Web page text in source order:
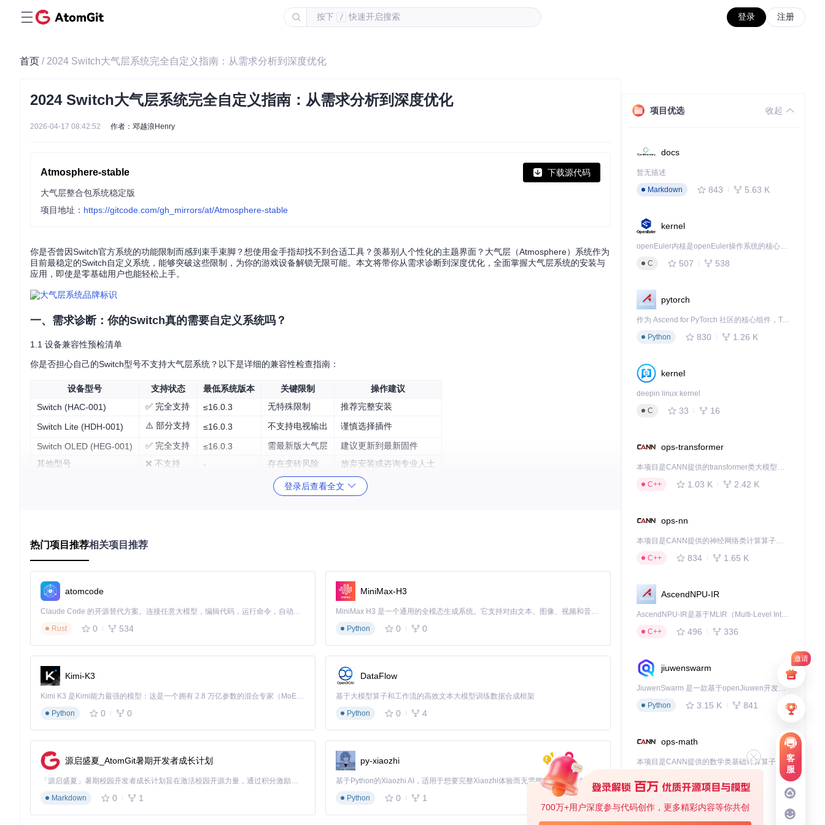
按下 / 快速开启搜索 登录 注册
邀请
客
服
700万+用户深度参与代码创作，更多精彩内容等你共创
首页 / 2024 Switch大气层系统完全自定义指南：从需求分析到深度优化
2024 Switch大气层系统完全自定义指南：从需求分析到深度优化
2026-04-17 08:42:52 作者：邓越浪Henry
Atmosphere-stable 下载源代码
大气层整合包系统稳定版
项目地址： https://gitcode.com/gh_mirrors/at/Atmosphere-stable
你是否曾因Switch官方系统的功能限制而感到束手束脚？想使用金手指却找不到合适工具？羡慕别人个性化的主题界面？大气层（Atmosphere）系统作为
目前最稳定的Switch自定义系统，能够突破这些限制，为你的游戏设备解锁无限可能。本文将带你从需求诊断到深度优化，全面掌握大气层系统的安装与
应用，即使是零基础用户也能轻松上手。
一、需求诊断：你的Switch真的需要自定义系统吗？
1.1 设备兼容性预检清单
你是否担心自己的Switch型号不支持大气层系统？以下是详细的兼容性检查指南：
设备型号 支持状态 最低系统版本 关键限制
操作建议
Switch (HAC-001)
✅ 完全支持 ≤16.0.3 无特殊限制 推荐完整安装
Switch Lite (HDH-001) ⚠️ 部分支持 ≤16.0.3 不支持电视输出 谨慎选择插件
Switch OLED (HEG-001) ✅ 完全支持 ≤16.0.3 需最新版大气层
建议更新到最新固件
其他型号
❌ 不支持 - 存在变砖风险 放弃安装或咨询专业人士
[!WARNING] 购买二手设备时，务必检查是否已焊接RCM漏洞，非可破解机型请勿尝试安装，以免造成设备损坏。
你是否需要更换系统主题或自定义界面？
你是否希望使用游戏金手指或修改器？
你是否需要备份/恢复游戏存档？
你是否想调整CPU/GPU频率以提升性能？
你是否需要运行自制软件或Homebrew应用？
二、价值图谱：大气层系统能为你带来什么？
2.1 六大核心价值对比
评估维度
功能扩展性
❌ 无扩展能力 ✅ 支持数百款插件 无限扩展
主题、金手指、性能优化
个性化程度
❌ 固定主题
动态主题、自定义图标
性能调节
✅ 自定义CPU/GPU频率
提升帧率、延长续航
社区支持
❌ 官方不支持 插件更新、故障修复
2.2 用户场景价值矩阵
登录后查看全文
热门项目推荐相关项目推荐
atomcode
Claude Code 的开源替代方案。连接任意大模型，编辑代码，运行命令，自动验证 — 全自动执行。用 Rust 构建，极致性能。 ｜ An open-source alternative to Claude Code. Connect any LLM, edit code, run commands, and verify changes — autonomously. Built in Rust for speed. Get Started
Rust
0 534
MiniMax-H3
MiniMax H3 是一个通用的全模态生成系统。它支持对由文本、图像、视频和音频组成的多模态上下文进行统一理解，并能生成分辨率高达 2K、时长可达 15 秒的带原生立体声音频的视频。得益于面向任务泛化的系统设计，H3 在预训练阶段就已具备广泛的多模态上下文理解与生成能力，能够出色地执行复杂的多模态指令。
Python
0 0
Kimi-K3
Kimi K3 是Kimi能力最强的模型：这是一个拥有 2.8 万亿参数的混合专家（MoE）模型，具备原生视觉理解能力，并支持 100 万 token 的上下文窗口。
Python
0 0
DataFlow
基于大模型算子和工作流的高效文本大模型训练数据合成框架
Python
0 4
源启盛夏_AtomGit暑期开发者成长计划
「源启盛夏」暑期校园开发者成长计划旨在激活校园开源力量，通过积分激励、认证扶持、资源倾斜等形式，引导高校组织和开发者完成「入驻 — 建项目 — 做贡献 — 获认证 — 得资源」的完整闭环。无论你是想带领社团入驻平台的组织者，还是希望用代码贡献证明自己的开发者，都能在这里找到属于你的成长路径。
Markdown
0 1
py-xiaozhi
基于Python的Xiaozhi AI，适用于想要完整Xiaozhi体验而无需拥有专用硬件的用户。
Python
0 1
项目优选 收起
docs
暂无描述
Markdown
843 5.63 K
kernel
openEuler内核是openEuler操作系统的核心，既是系统性能与稳定性的基石，也是连接处理器、设备与服务的桥梁。
C
507 538
pytorch
作为 Ascend for PyTorch 社区的核心组件，TorchNPU 是昇腾专为 PyTorch 打造的深度学习适配插件，使 PyTorch 框架能够直接调用昇腾 NPU，为开发者提供昇腾 AI 处理器的超强算力。
Python
830 1.26 K
kernel
deepin linux kernel
C
33 16
ops-transformer
本项目是CANN提供的transformer类大模型算子库，实现网络在NPU上加速计算。
C++
1.03 K 2.42 K
ops-nn
本项目是CANN提供的神经网络类计算算子库，实现网络在NPU上加速计算。
C++
834 1.65 K
AscendNPU-IR
AscendNPU-IR是基于MLIR（Multi-Level Intermediate Representation）构建的，面向昇腾亲和算子编译时使用的中间表示，提供昇腾完备表达能力，通过编译优化提升昇腾AI处理器计算效率，支持通过生态框架使能昇腾AI处理器与深度调优
C++
496 336
jiuwenswarm
JiuwenSwarm 是一款基于openJiuwen开发的智能AI Agent，它能够将大语言模型的强大能力，通过你日常使用的各类通讯应用，直接延伸至你的指尖。
Python
3.15 K 841
ops-math
C++
deveco-code